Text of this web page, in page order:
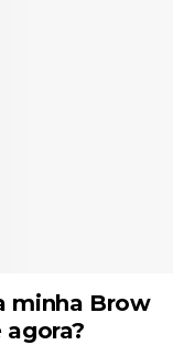
minha Brow